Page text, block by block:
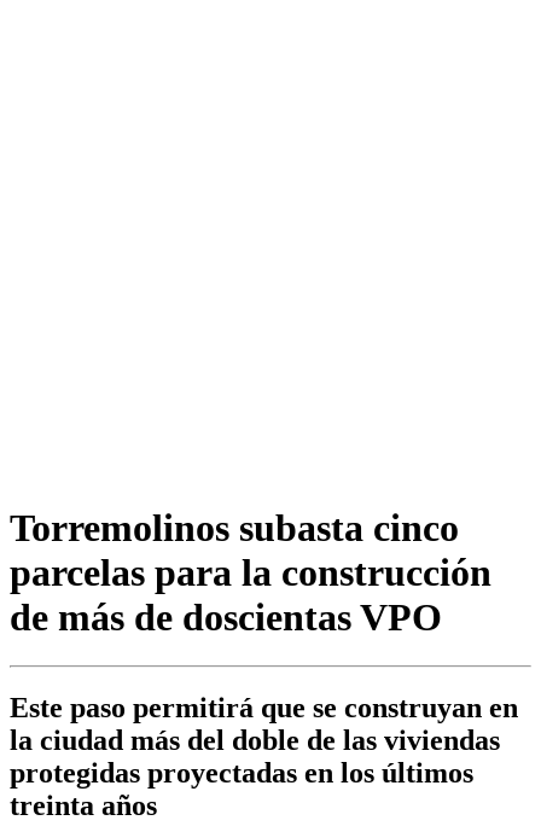
Torremolinos subasta cinco
parcelas para la construcción
de más de doscientas VPO
Este paso permitirá que se construyan en
la ciudad más del doble de las viviendas
protegidas proyectadas en los últimos
treinta años